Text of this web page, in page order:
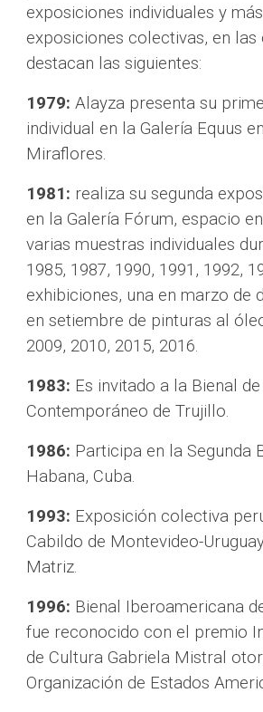
exposiciones individuales y
exposiciones colectivas, en las
destacan las siguientes:
1979: Alayza presenta su
individual en la Galería Equus
Miraflores.
1981: realiza su segunda
en la Galería Fórum, espacio
varias muestras individuales
1985, 1987, 1990, 1991, 1992,
exhibiciones, una en marzo de
en setiembre de pinturas al
2009, 2010, 2015, 2016.
1983: Es invitado a la Bienal
Contemporáneo de Trujillo.
1986: Participa en la Segunda
Habana, Cuba.
1993: Exposición colectiva
Cabildo de Montevideo-
Matriz.
1996: Bienal Iberoamericana
fue reconocido con el premio
de Cultura Gabriela Mistral
Organización de Estados